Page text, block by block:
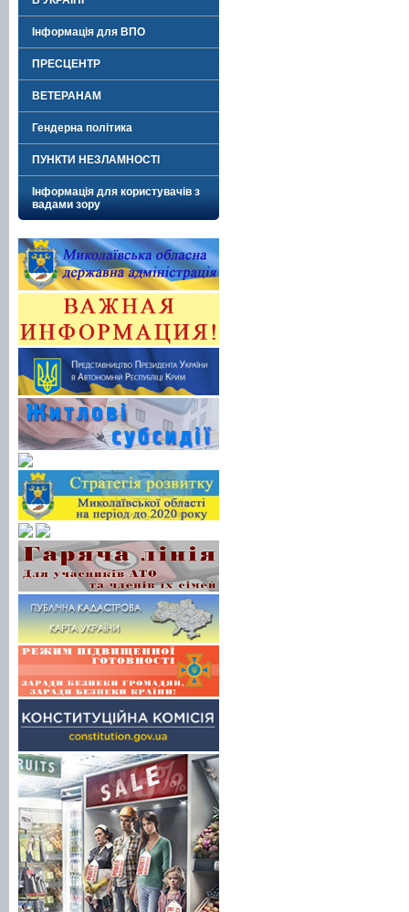
Інформація для ВПО
ПРЕСЦЕНТР
ВЕТЕРАНАМ
Гендерна політика
ПУНКТИ НЕЗЛАМНОСТІ
Інформація для користувачів з
вадами зору